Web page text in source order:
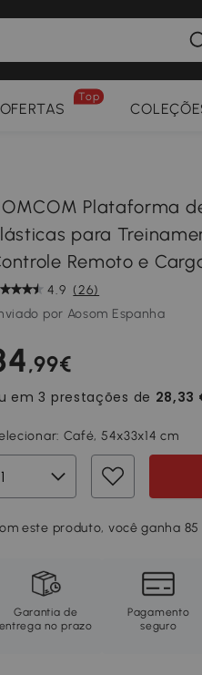
OFERTAS
Top
Plataforma
para
Remoto e
4.9 (26)
por Aosom Espanha
,99€
Café, 54x33x14 cm
este produto, você ganha
Garantia de
entrega no prazo
Pagamento
seguro